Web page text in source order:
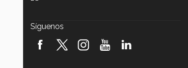
robótica FIRST 2026! (video)
Síguenos